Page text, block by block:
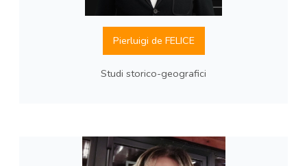
Pierluigi de FELICE
Studi storico-geografici